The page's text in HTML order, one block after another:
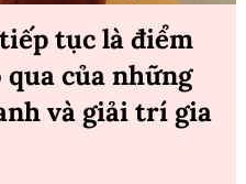
tục là điểm
của những
và giải trí gia